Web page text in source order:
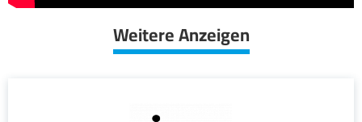
Weitere Anzeigen